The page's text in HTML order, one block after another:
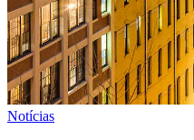
Notícias